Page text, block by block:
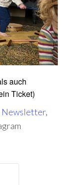
auch
Ticket)
Newsletter,